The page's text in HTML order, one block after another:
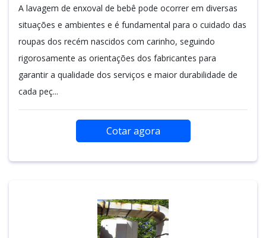
A lavagem de enxoval de bebê pode ocorrer em diversas
situações e ambientes e é fundamental para o cuidado das
roupas dos recém nascidos com carinho, seguindo
rigorosamente as orientações dos fabricantes para
garantir a qualidade dos serviços e maior durabilidade de
cada peç...
Cotar agora